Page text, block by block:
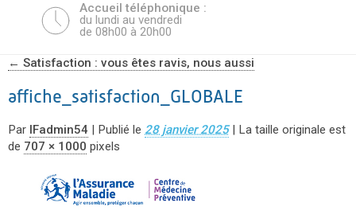
Accueil téléphonique :
du lundi au vendredi
de 08h00 à 20h00
← Satisfaction : vous êtes ravis, nous aussi
affiche_satisfaction_GLOBALE
Par IFadmin54 | Publié le 28 janvier 2025 | La taille originale est
de 707 × 1000 pixels